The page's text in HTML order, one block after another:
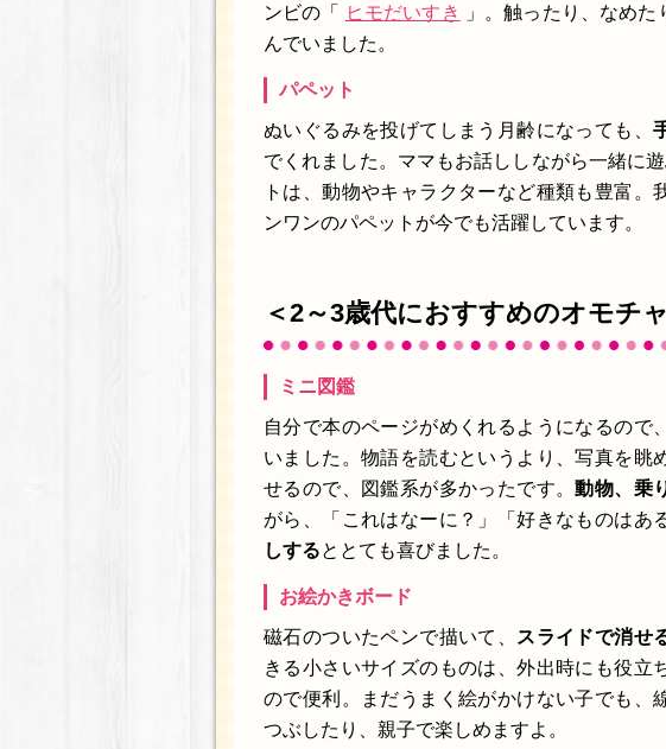
ンビの「
ヒモだいすき
」。触ったり、なめ
んでいました。
パペット
ぬいぐるみを投げてしまう月齢になっても、
でくれました。ママもお話ししながら一緒に
トは、動物やキャラクターなど種類も豊富。
ンワンのパペットが今でも活躍しています。
＜2～3歳代におすすめのオモチ
ミニ図鑑
自分で本のページがめくれるようになるので
いました。物語を読むというより、写真を眺
せるので、図鑑系が多かったです。動物、乗
がら、「これはなーに？」「好きなものはあ
しするととても喜びました。
お絵かきボード
磁石のついたペンで描いて、
スライドで消せ
きる小さいサイズのものは、外出時にも役立
ので便利。まだうまく絵がかけない子でも、
つぶしたり、親子で楽しめますよ。